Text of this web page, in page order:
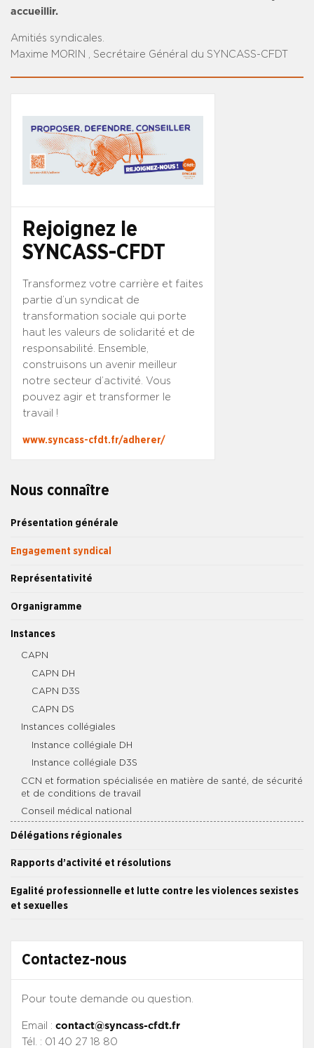
Nous connaître
Présentation générale
Engagement syndical
Représentativité
Organigramme
Instances
CAPN
CAPN DH
CAPN D3S
CAPN DS
Instances collégiales
Instance collégiale DH
Instance collégiale D3S
CCN et formation spécialisée en matière de santé, de sécurité
et de conditions de travail
Conseil médical national
Délégations régionales
Rapports d’activité et résolutions
Egalité professionnelle et lutte contre les violences sexistes
et sexuelles
Contactez-nous
Pour toute demande ou question.
Email : contact@syncass-cfdt.fr
Tél. : 01 40 27 18 80
accueillir.
Amitiés syndicales.
Maxime MORIN , Secrétaire Général du SYNCASS-CFDT
Rejoignez le
SYNCASS-CFDT
Transformez votre carrière et faites
partie d’un syndicat de
transformation sociale qui porte
haut les valeurs de solidarité et de
responsabilité. Ensemble,
construisons un avenir meilleur
notre secteur d’activité. Vous
pouvez agir et transformer le
travail !
www.syncass-cfdt.fr/adherer/